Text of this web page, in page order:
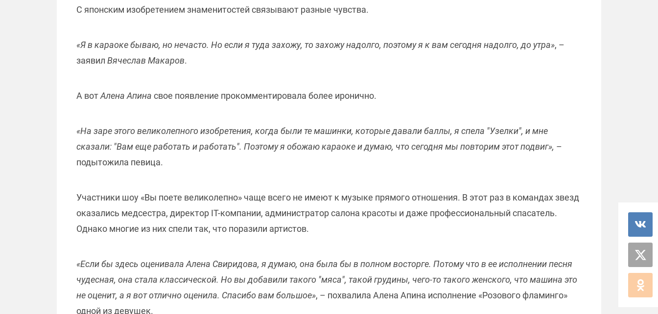
С японским изобретением знаменитостей связывают разные чувства.
«Я в караоке бываю, но нечасто. Но если я туда захожу, то захожу надолго, поэтому я к вам сегодня надолго, до утра», –
заявил Вячеслав Макаров.
А вотАлена Апина свое появление прокомментировала более иронично.
«На заре этого великолепного изобретения, когда были те машинки, которые давали баллы, я спела "Узелки", и мне
сказали: "Вам еще работать и работать". Поэтому я обожаю караоке и думаю, что сегодня мы повторим этот подвиг», –
подытожила певица.
Участники шоу «Вы поете великолепно» чаще всего не имеют к музыке прямого отношения. В этот раз в командах звезд
оказались медсестра, директор IT-компании, администратор салона красоты и даже профессиональный спасатель.
Однако многие из них спели так, что поразили артистов.
«Если бы здесь оценивала Алена Свиридова, я думаю, она была бы в полном восторге. Потому что в ее исполнении песня
чудесная, она стала классической. Но вы добавили такого "мяса", такой грудины, чего-то такого женского, что машина это
не оценит, а я вот отлично оценила. Спасибо вам большое», – похвалила Алена Апина исполнение «Розового фламинго»
одной из девушек.